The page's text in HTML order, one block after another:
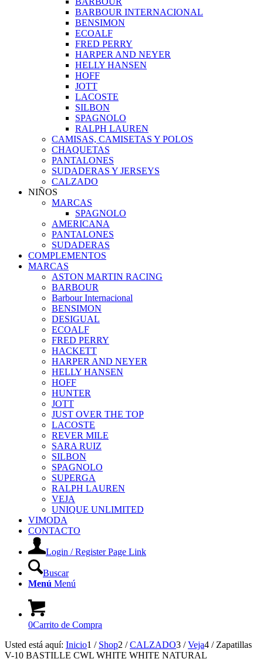
BARBOUR INTERNACIONAL
BENSIMON
ECOALF
FRED PERRY
HARPER AND NEYER
HELLY HANSEN
HOFF
JOTT
LACOSTE
SILBON
SPAGNOLO
RALPH LAUREN
CAMISAS, CAMISETAS Y POLOS
CHAQUETAS
PANTALONES
SUDADERAS Y JERSEYS
CALZADO
NIÑOS
MARCAS
SPAGNOLO
AMERICANA
PANTALONES
SUDADERAS
COMPLEMENTOS
MARCAS
ASTON MARTIN RACING
BARBOUR
Barbour Internacional
BENSIMON
DESIGUAL
ECOALF
FRED PERRY
HACKETT
HARPER AND NEYER
HELLY HANSEN
HOFF
HUNTER
JOTT
JUST OVER THE TOP
LACOSTE
REVER MILE
SARA RUIZ
SILBON
SPAGNOLO
SUPERGA
RALPH LAUREN
VEJA
UNIQUE UNLIMITED
VIMODA
CONTACTO
Login / Register Page Link
Buscar
Menú Menú
0Carrito de Compra
Usted está aquí: Inicio1 / Shop2 / CALZADO3 / Veja4 / Zapatillas
V-10 BASTILLE CWL WHITE WHITE NATURAL